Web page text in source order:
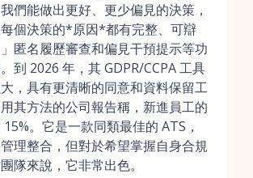
們能做出更好、更少偏見的決策，
個決策的*原因*都有完整、可辯
匿名履歷審查和偏見干預提示等功
到 2026 年，其 GDPR/CCPA 工具
，具有更清晰的同意和資料保留工
其方法的公司報告稱，新進員工的
。它是一款同類最佳的 ATS，
理整合，但對於希望掌握自身合規
隊來說，它非常出色。